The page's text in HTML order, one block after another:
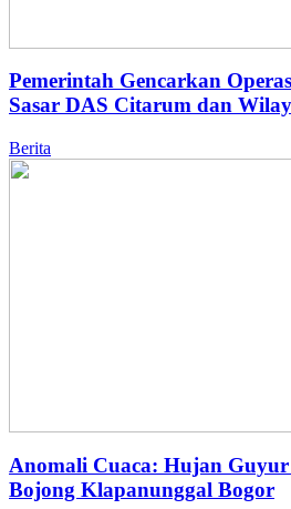
Pemerintah Gencarkan
Sasar DAS Citarum dan
Berita
Anomali Cuaca: Hujan
Bojong Klapanunggal Bogor